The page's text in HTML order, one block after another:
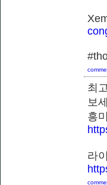
최
보
흥
라